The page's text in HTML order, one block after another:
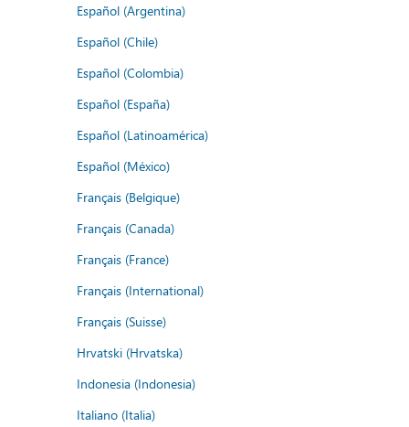
Español (Argentina)
Español (Chile)
Español (Colombia)
Español (España)
Español (Latinoamérica)
Español (México)
Français (Belgique)
Français (Canada)
Français (France)
Français (International)
Français (Suisse)
Hrvatski (Hrvatska)
Indonesia (Indonesia)
Italiano (Italia)